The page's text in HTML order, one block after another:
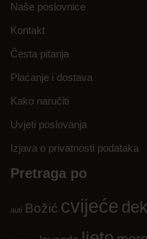
Naše poslovnice
Kontakt
Česta pitanja
Plaćanje i dostava
Kako naručiti
Uvjeti poslovanja
Izjava o privatnosti podataka
Pretraga po
auti Božić cvijeće